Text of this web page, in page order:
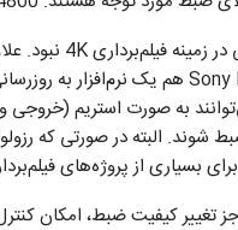
بسیاری از پروژه‌های
تغییر کیفیت ضبط، امکان